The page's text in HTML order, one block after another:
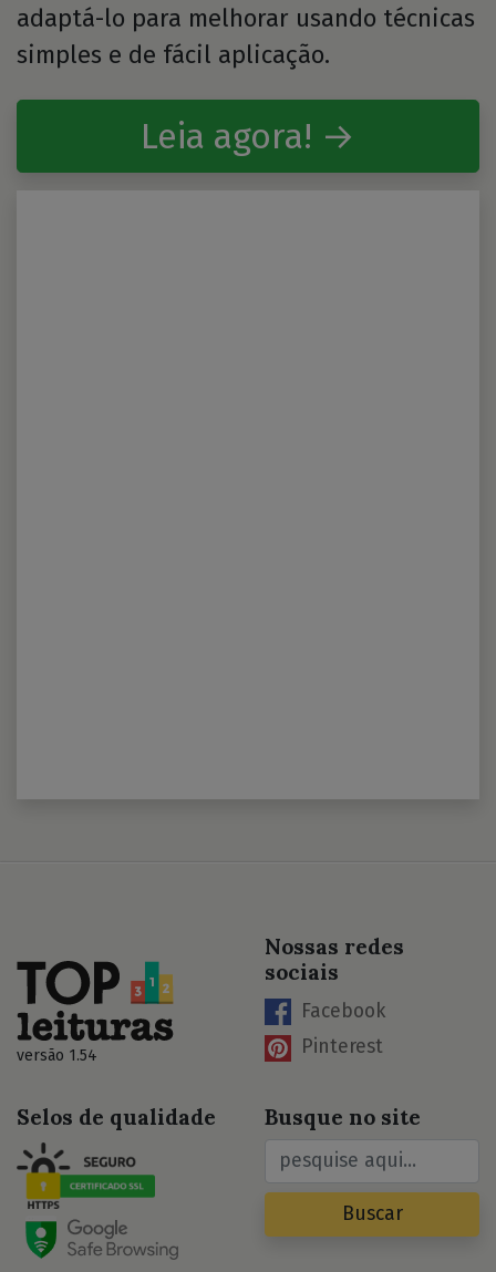
adaptá-lo para melhorar usando técnicas
simples e de fácil aplicação.
Leia agora! →
versão 1.54
Nossas redes
sociais
Facebook
Pinterest
Selos de qualidade Busque no site
Buscar